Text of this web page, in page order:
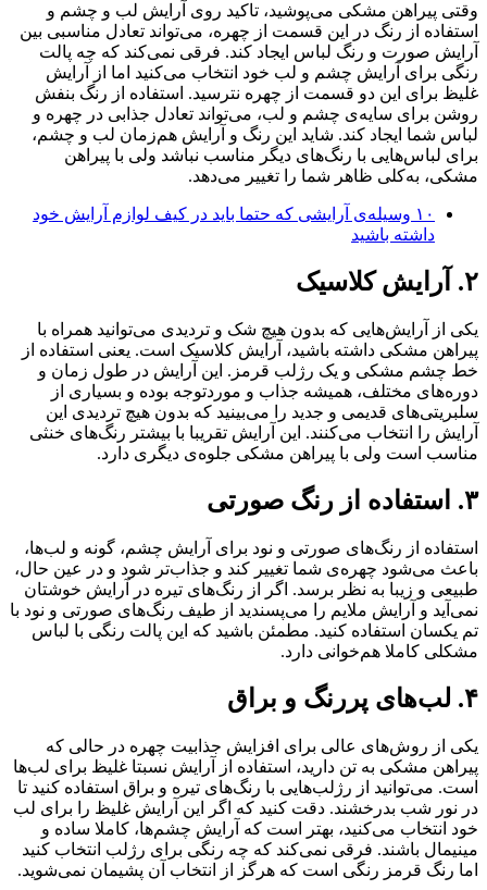
وقتی پیراهن مشکی می‌پوشید، تاکید روی آرایش لب و چشم و
استفاده از رنگ در این قسمت از چهره، می‌تواند تعادل مناسبی بین
آرایش صورت و رنگ لباس ایجاد کند. فرقی نمی‌کند که چه پالت
رنگی برای آرایش چشم و لب خود انتخاب می‌کنید اما از آرایش
غلیظ برای این دو قسمت از چهره نترسید. استفاده از رنگ بنفش
روشن برای سایه‌ی چشم و لب، می‌تواند تعادل جذابی در چهره و
لباس شما ایجاد کند. شاید این رنگ و آرایش هم‌زمان لب و چشم،
برای لباس‌هایی با رنگ‌های دیگر مناسب نباشد ولی با پیراهن
مشکی، به‌کلی ظاهر شما را تغییر می‌دهد.
۱۰ وسیله‌ی آرایشی که حتما باید در کیف لوازم آرایش خود
داشته باشید
۲. آرایش کلاسیک
یکی از آرایش‌هایی که بدون هیچ شک و تردیدی می‌توانید همراه با
پیراهن مشکی داشته باشید، آرایش کلاسیک است. یعنی استفاده از
خط چشم مشکی و یک رژلب قرمز. این آرایش در طول زمان و
دوره‌های مختلف، همیشه جذاب و موردتوجه بوده و بسیاری از
سلبریتی‌های قدیمی و جدید را می‌بینید که بدون هیچ تردیدی این
آرایش را انتخاب می‌کنند. این آرایش تقریبا با بیشتر رنگ‌های خنثی
مناسب است ولی با پیراهن مشکی جلوه‌ی دیگری دارد.
۳. استفاده از رنگ صورتی
استفاده از رنگ‌های صورتی و نود برای آرایش چشم، گونه و لب‌ها،
باعث می‌شود چهره‌ی شما تغییر کند و جذاب‌تر شود و در عین حال،
طبیعی و زیبا به نظر برسد. اگر از رنگ‌های تیره در آرایش خوشتان
نمی‌آید و آرایش ملایم را می‌پسندید از طیف رنگ‌های صورتی و نود با
تم یکسان استفاده کنید. مطمئن باشید که این پالت رنگی با لباس
مشکلی کاملا هم‌خوانی دارد.
۴. لب‌های پررنگ و براق
یکی از روش‌های عالی برای افزایش جذابیت چهره در حالی که
پیراهن مشکی به تن دارید، استفاده از آرایش نسبتا غلیظ برای لب‌ها
است. می‌توانید از رژلب‌هایی با رنگ‌های تیره و براق استفاده کنید تا
در نور شب بدرخشند. دقت کنید که اگر این آرایش غلیظ را برای لب
خود انتخاب می‌کنید، بهتر است که آرایش چشم‌ها، کاملا ساده و
مینیمال باشند. فرقی نمی‌کند که چه رنگی برای رژلب انتخاب کنید
اما رنگ قرمز رنگی است که هرگز از انتخاب آن پشیمان نمی‌شوید.